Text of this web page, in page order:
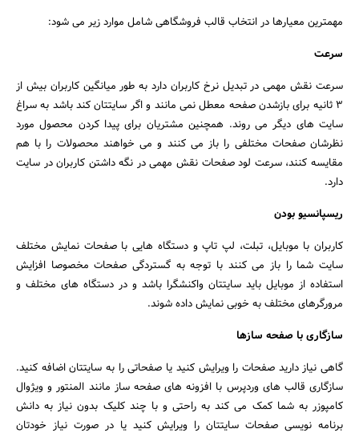
جستجو
مهمترین معیارها در انتخاب قالب فروشگاهی شامل موارد زیر می شود:
سرعت
سرعت نقش مهمی در تبدیل نرخ کاربران دارد به طور میانگین کاربران بیش از
3 ثانیه برای بازشدن صفحه معطل نمی مانند و اگر سایتتان کند باشد به سراغ
سایت های دیگر می روند. همچنین مشتریان برای پیدا کردن محصول مورد
نظرشان صفحات مختلفی را باز می کنند و می خواهند محصولات را با هم
مقایسه کنند، سرعت لود صفحات نقش مهمی در نگه داشتن کاربران در سایت
دارد.
ریسپانسیو بودن
کاربران با موبایل، تبلت، لپ تاپ و دستگاه هایی با صفحات نمایش مختلف
سایت شما را باز می کنند با توجه به گستردگی صفحات مخصوصا افزایش
استفاده از موبایل باید سایتتان واکنشگرا باشد و در دستگاه های مختلف و
مرورگرهای مختلف به خوبی نمایش داده شوند.
سازگاری با صفحه سازها
گاهی نیاز دارید صفحات را ویرایش کنید یا صفحاتی را به سایتتان اضافه کنید.
سازگاری قالب های وردپرس با افزونه های صفحه ساز مانند المنتور و ویژوال
کامپوزر به شما کمک می کند به راحتی و با چند کلیک بدون نیاز به دانش
برنامه نویسی صفحات سایتتان را ویرایش کنید یا در صورت نیاز خودتان